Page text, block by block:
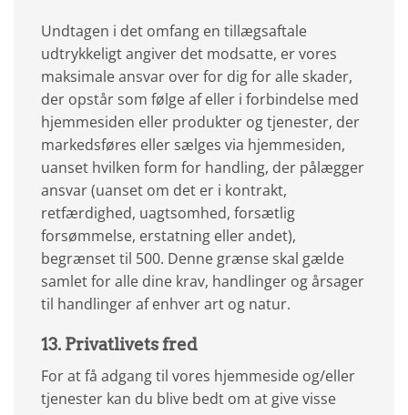
Undtagen i det omfang en tillægsaftale
udtrykkeligt angiver det modsatte, er vores
maksimale ansvar over for dig for alle skader,
der opstår som følge af eller i forbindelse med
hjemmesiden eller produkter og tjenester, der
markedsføres eller sælges via hjemmesiden,
uanset hvilken form for handling, der pålægger
ansvar (uanset om det er i kontrakt,
retfærdighed, uagtsomhed, forsætlig
forsømmelse, erstatning eller andet),
begrænset til 500. Denne grænse skal gælde
samlet for alle dine krav, handlinger og årsager
til handlinger af enhver art og natur.
13. Privatlivets fred
For at få adgang til vores hjemmeside og/eller
tjenester kan du blive bedt om at give visse